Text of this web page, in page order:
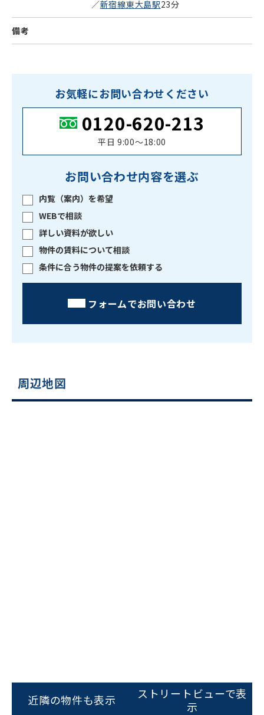
／新宿線東大島駅23分
備考
お気軽にお問い合わせください
0120-620-213
平日 9:00〜18:00
お問い合わせ内容を選ぶ
内覧（案内）を希望
WEBで相談
詳しい資料が欲しい
物件の賃料について相談
条件に合う物件の提案を依頼する
フォームでお問い合わせ
周辺地図
近隣の物件も表示
ストリートビューで表
示